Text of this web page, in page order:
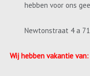
hebben voor ons
Newtonstraat 4 a
Wij hebben vakantie van: